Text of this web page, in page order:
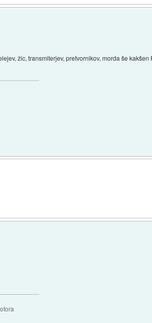
žic, transmiterjev, pretvornikov, morda še kakšen